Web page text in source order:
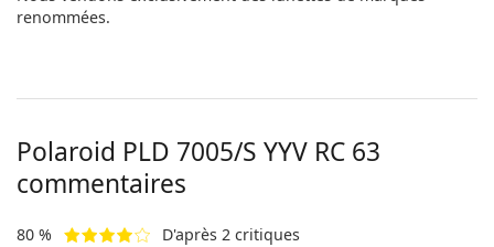
renommées.
Polaroid PLD 7005/S YYV RC 63
commentaires
80 % D'après 2 critiques